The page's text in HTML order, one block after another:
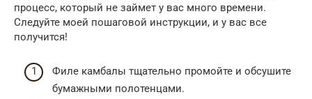
процесс, который не займет у вас много времени.
Следуйте моей пошаговой инструкции, и у вас все
получится!
Филе камбалы тщательно промойте и обсушите
бумажными полотенцами.